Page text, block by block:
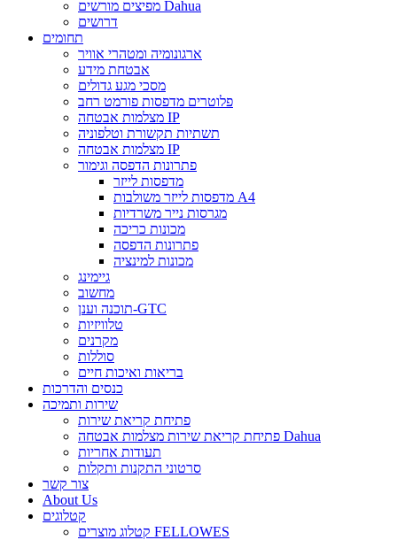
מפיצים מורשים Dahua
דרושים
תחומים
ארגונומיה ומטהרי אוויר
אבטחת מידע
מסכי מגע גדולים
פלוטרים מדפסות פורמט רחב
מצלמות אבטחה IP
תשתיות תקשורת וטלפוניה
מצלמות אבטחה IP
פתרונות הדפסה וגימור
מדפסות לייזר
מדפסות לייזר משולבות A4
מגרסות נייר משרדיות
מכונות כריכה
פתרונות הדפסה
מכונות למינציה
גיימינג
מחשוב
תוכנה וענן-GTC
טלוויזיות
מקרנים
סוללות
בריאות ואיכות חיים
כנסים והדרכות
שירות ותמיכה
פתיחת קריאת שירות
פתיחת קריאת שירות מצלמות אבטחה Dahua
תעודות אחריות
סרטוני התקנות ותקלות
צור קשר
About Us
קטלוגים
קטלוג מוצרים FELLOWES